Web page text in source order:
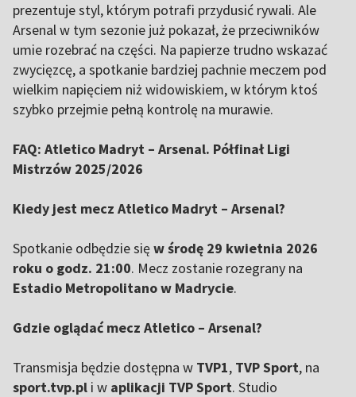
prezentuje styl, którym potrafi przydusić rywali. Ale
Arsenal w tym sezonie już pokazał, że przeciwników
umie rozebrać na części. Na papierze trudno wskazać
zwycięzcę, a spotkanie bardziej pachnie meczem pod
wielkim napięciem niż widowiskiem, w którym ktoś
szybko przejmie pełną kontrolę na murawie.
FAQ: Atletico Madryt – Arsenal. Półfinał Ligi
Mistrzów 2025/2026
Kiedy jest mecz Atletico Madryt – Arsenal?
Spotkanie odbędzie sięw środę 29 kwietnia 2026
roku o godz. 21:00. Mecz zostanie rozegrany na
Estadio Metropolitano w Madrycie.
Gdzie oglądać mecz Atletico – Arsenal?
Transmisja będzie dostępna w TVP1, TVP Sport, na
sport.tvp.pl i w aplikacji TVP Sport. Studio